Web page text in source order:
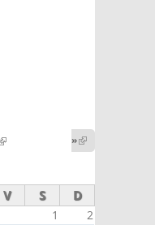
(link is»
external)
V S D
1
2